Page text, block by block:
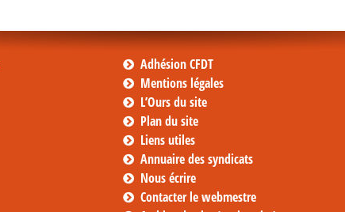
Adhésion CFDT
Mentions légales
L’Ours du site
Plan du site
Liens utiles
Annuaire des syndicats
Nous écrire
Contacter le webmestre